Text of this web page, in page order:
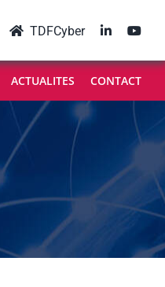
TDFCyber
ACTUALITES CONTACT